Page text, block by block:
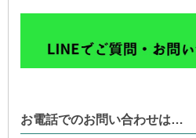
お電話でのお問い合わせは…